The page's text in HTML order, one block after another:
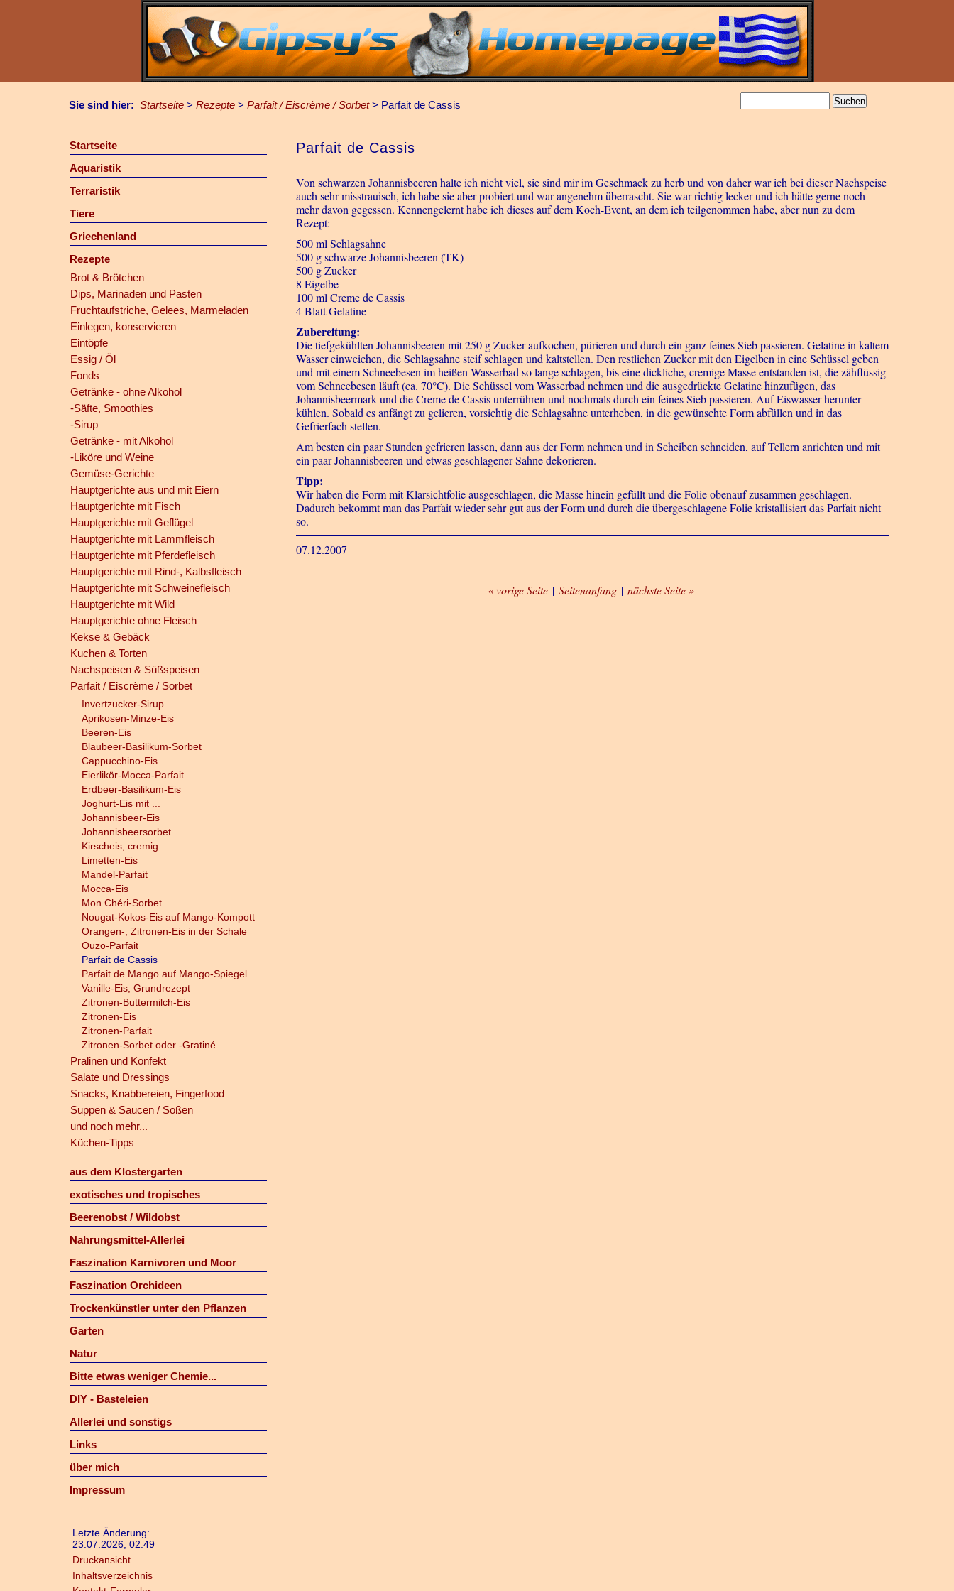
Sie sind hier: Startseite > Rezepte > Parfait / Eiscrème / Sorbet> Parfait de Cassis
Startseite
Aquaristik
Terraristik
Tiere
Griechenland
Rezepte
Brot & Brötchen
Dips, Marinaden und Pasten
Fruchtaufstriche, Gelees, Marmeladen
Einlegen, konservieren
Eintöpfe
Essig / Öl
Fonds
Getränke - ohne Alkohol
-Säfte, Smoothies
-Sirup
Getränke - mit Alkohol
-Liköre und Weine
Gemüse-Gerichte
Hauptgerichte aus und mit Eiern
Hauptgerichte mit Fisch
Hauptgerichte mit Geflügel
Hauptgerichte mit Lammfleisch
Hauptgerichte mit Pferdefleisch
Hauptgerichte mit Rind-, Kalbsfleisch
Hauptgerichte mit Schweinefleisch
Hauptgerichte mit Wild
Hauptgerichte ohne Fleisch
Kekse & Gebäck
Kuchen & Torten
Nachspeisen & Süßspeisen
Parfait / Eiscrème / Sorbet
Invertzucker-Sirup
Aprikosen-Minze-Eis
Beeren-Eis
Blaubeer-Basilikum-Sorbet
Cappucchino-Eis
Eierlikör-Mocca-Parfait
Erdbeer-Basilikum-Eis
Joghurt-Eis mit ...
Johannisbeer-Eis
Johannisbeersorbet
Kirscheis, cremig
Limetten-Eis
Mandel-Parfait
Mocca-Eis
Mon Chéri-Sorbet
Nougat-Kokos-Eis auf Mango-Kompott
Orangen-, Zitronen-Eis in der Schale
Ouzo-Parfait
Parfait de Cassis
Parfait de Mango auf Mango-Spiegel
Vanille-Eis, Grundrezept
Zitronen-Buttermilch-Eis
Zitronen-Eis
Zitronen-Parfait
Zitronen-Sorbet oder -Gratiné
Pralinen und Konfekt
Salate und Dressings
Snacks, Knabbereien, Fingerfood
Suppen & Saucen / Soßen
und noch mehr...
Küchen-Tipps
aus dem Klostergarten
exotisches und tropisches
Beerenobst / Wildobst
Nahrungsmittel-Allerlei
Faszination Karnivoren und Moor
Faszination Orchideen
Trockenkünstler unter den Pflanzen
Garten
Natur
Bitte etwas weniger Chemie...
DIY - Basteleien
Allerlei und sonstigs
Links
über mich
Impressum
Letzte Änderung:
23.07.2026, 02:49
Druckansicht
Inhaltsverzeichnis
Parfait de Cassis
Von schwarzen Johannisbeeren halte ich nicht viel, sie sind mir im Geschmack zu herb und von daher war ich bei dieser Nachspeise
auch sehr misstrauisch, ich habe sie aber probiert und war angenehm überrascht. Sie war richtig lecker und ich hätte gerne noch
mehr davon gegessen. Kennengelernt habe ich dieses auf dem Koch-Event, an dem ich teilgenommen habe, aber nun zu dem
Rezept:
500 ml Schlagsahne
500 g schwarze Johannisbeeren (TK)
500 g Zucker
8 Eigelbe
100 ml Creme de Cassis
4 Blatt Gelatine
Zubereitung:
Die tiefgekühlten Johannisbeeren mit 250 g Zucker aufkochen, pürieren und durch ein ganz feines Sieb passieren. Gelatine in kaltem
Wasser einweichen, die Schlagsahne steif schlagen und kaltstellen. Den restlichen Zucker mit den Eigelben in eine Schüssel geben
und mit einem Schneebesen im heißen Wasserbad so lange schlagen, bis eine dickliche, cremige Masse entstanden ist, die zähflüssig
vom Schneebesen läuft (ca. 70°C). Die Schüssel vom Wasserbad nehmen und die ausgedrückte Gelatine hinzufügen, das
Johannisbeermark und die Creme de Cassis unterrühren und nochmals durch ein feines Sieb passieren. Auf Eiswasser herunter
kühlen. Sobald es anfängt zu gelieren, vorsichtig die Schlagsahne unterheben, in die gewünschte Form abfüllen und in das
Gefrierfach stellen.
Am besten ein paar Stunden gefrieren lassen, dann aus der Form nehmen und in Scheiben schneiden, auf Tellern anrichten und mit
ein paar Johannisbeeren und etwas geschlagener Sahne dekorieren.
Tipp:
Wir haben die Form mit Klarsichtfolie ausgeschlagen, die Masse hinein gefüllt und die Folie obenauf zusammen geschlagen.
Dadurch bekommt man das Parfait wieder sehr gut aus der Form und durch die übergeschlagene Folie kristallisiert das Parfait nicht
so.
07.12.2007
« vorige Seite | Seitenanfang | nächste Seite »